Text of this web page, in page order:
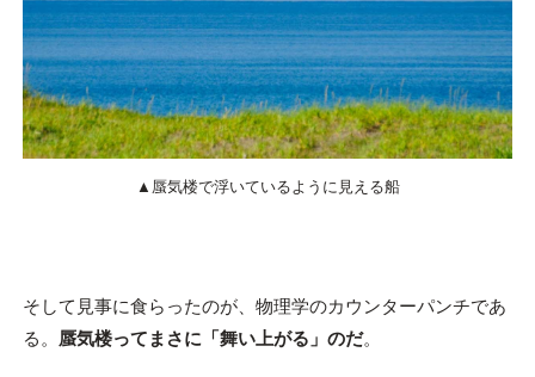
▲蜃気楼で浮いているように見える船
そして見事に食らったのが、物理学のカウンターパンチであ
る。 蜃気楼ってまさに「舞い上がる」のだ。